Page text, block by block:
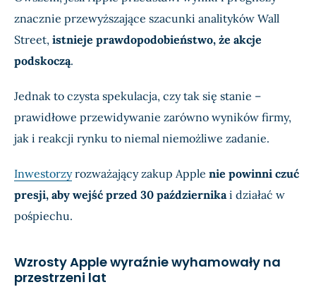
znacznie przewyższające szacunki analityków Wall
Street, istnieje prawdopodobieństwo, że akcje
podskoczą.
Jednak to czysta spekulacja, czy tak się stanie –
prawidłowe przewidywanie zarówno wyników firmy,
jak i reakcji rynku to niemal niemożliwe zadanie.
Inwestorzyrozważający zakup Apple nie powinni czuć
presji, aby wejść przed 30 październikai działać w
pośpiechu.
Wzrosty Apple wyraźnie wyhamowały na
przestrzeni lat